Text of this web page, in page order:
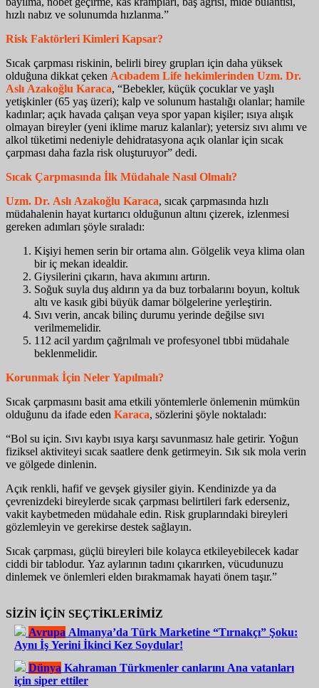
hızlı nabız ve solunumda hızlanma.”
Risk Faktörleri Kimleri Kapsar?
Sıcak çarpması riskinin, belirli birey grupları için daha yüksek
olduğuna dikkat çeken Acıbadem Life hekimlerinden Uzm. Dr.
Aslı Azakoğlu Karaca, “Bebekler, küçük çocuklar ve yaşlı
yetişkinler (65 yaş üzeri); kalp ve solunum hastalığı olanlar; hamile
kadınlar; açık havada çalışan veya spor yapan kişiler; ısıya alışık
olmayan bireyler (yeni iklime maruz kalanlar); yetersiz sıvı alımı ve
alkol tüketimi nedeniyle dehidratasyona açık olanlar için sıcak
çarpması daha fazla risk oluşturuyor” dedi.
Sıcak Çarpmasında İlk Müdahale Nasıl Olmalı?
Uzm. Dr. Aslı Azakoğlu Karaca, sıcak çarpmasında hızlı
müdahalenin hayat kurtarıcı olduğunun altını çizerek, izlenmesi
gereken adımları şöyle sıraladı:
Kişiyi hemen serin bir ortama alın. Gölgelik veya klima olan
bir iç mekan idealdir.
Giysilerini çıkarın, hava akımını artırın.
Soğuk suyla duş aldırın ya da buz torbalarını boyun, koltuk
altı ve kasık gibi büyük damar bölgelerine yerleştirin.
Sıvı verin, ancak bilinç durumu yerinde değilse sıvı
verilmemelidir.
112 acil yardım çağrılmalı ve profesyonel tıbbi müdahale
beklenmelidir.
Korunmak İçin Neler Yapılmalı?
Sıcak çarpmasını basit ama etkili yöntemlerle önlemenin mümkün
olduğunu da ifade eden Karaca, sözlerini şöyle noktaladı:
“Bol su için. Sıvı kaybı ısıya karşı savunmasız hale getirir. Yoğun
fiziksel aktiviteyi sıcak saatlere denk getirmeyin. Sık sık mola verin
ve gölgede dinlenin.
Açık renkli, hafif ve gevşek giysiler giyin. Kendinizde ya da
çevrenizdeki bireylerde sıcak çarpması belirtileri fark ederseniz,
vakit kaybetmeden müdahale edin. Risk gruplarındaki bireyleri
gözlemleyin ve gerekirse destek sağlayın.
Sıcak çarpması, güçlü bireyleri bile kolayca etkileyebilecek kadar
ciddi bir tablodur. Yaz aylarının tadını çıkarırken, vücudunuzu
dinlemek ve önlemleri elden bırakmamak hayati önem taşır.”
SİZİN İÇİN SEÇTİKLERİMİZ
Avrupa Almanya’da Türk Marketine “Tırnakçı” Şoku:
Aynı İş Yerini İkinci Kez Soydular!
Dünya Kahraman Türkmenler canlarını Ana vatanları
için siper ettiler